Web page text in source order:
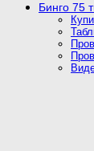
Бинго 75